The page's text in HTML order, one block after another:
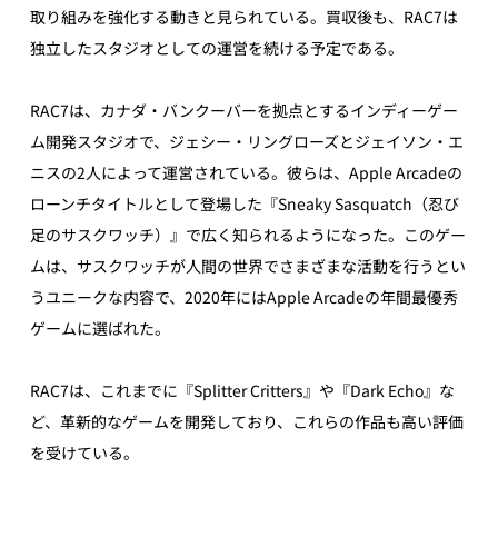
取り組みを強化する動きと見られている。買収後も、RAC7は
独立したスタジオとしての運営を続ける予定である。
RAC7は、カナダ・バンクーバーを拠点とするインディーゲー
ム開発スタジオで、ジェシー・リングローズとジェイソン・エ
ニスの2人によって運営されている。彼らは、Apple Arcadeの
ローンチタイトルとして登場した『Sneaky Sasquatch（忍び
足のサスクワッチ）』で広く知られるようになった。このゲー
ムは、サスクワッチが人間の世界でさまざまな活動を行うとい
うユニークな内容で、2020年にはApple Arcadeの年間最優秀
ゲームに選ばれた。
RAC7は、これまでに『Splitter Critters』や『Dark Echo』な
ど、革新的なゲームを開発しており、これらの作品も高い評価
を受けている。